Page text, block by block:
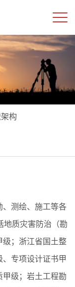
构
测绘、施工等各
地质灾害防治（勘
；浙江省国土整
专项设计证书甲
级；岩土工程勘